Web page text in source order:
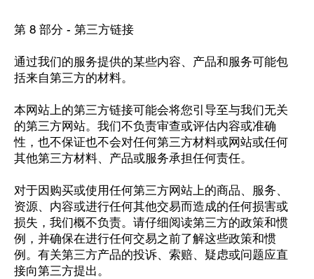
第 8 部分 - 第三方链接
通过我们的服务提供的某些内容、产品和服务可能包
括来自第三方的材料。
本网站上的第三方链接可能会将您引导至与我们无关
的第三方网站。我们不负责审查或评估内容或准确
性，也不保证也不会对任何第三方材料或网站或任何
其他第三方材料、产品或服务承担任何责任。
对于因购买或使用任何第三方网站上的商品、服务、
资源、内容或进行任何其他交易而造成的任何损害或
损失，我们概不负责。请仔细阅读第三方的政策和惯
例，并确保在进行任何交易之前了解这些政策和惯
例。有关第三方产品的投诉、索赔、疑虑或问题应直
接向第三方提出。